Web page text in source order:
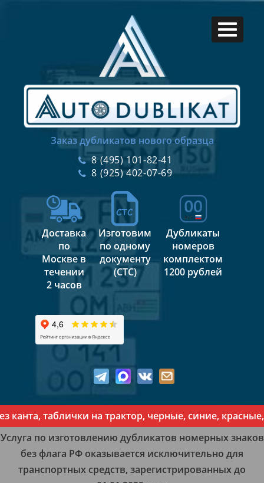
Заказ дубликатов нового образца
8 (495) 101-82-41
8 (925) 402-07-69
Доставка
по
Москве в
течении
2 часов
Изготовим
по одному
документу
(СТС)
Дубликаты
номеров
комплектом
1200 рублей
таблички на трактор, черные, синие, красные,
Услуга по изготовлению дубликатов номерных знаков
без флага РФ оказывается исключительно для
транспортных средств, зарегистрированных до